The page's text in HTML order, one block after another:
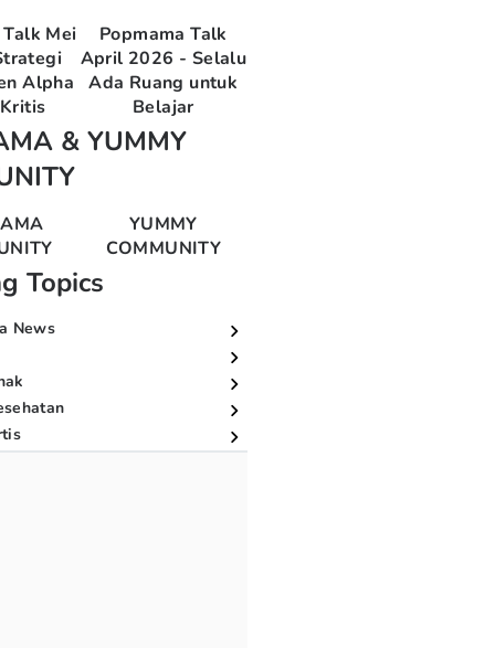
Mei
Alpha
Popmama Talk
April 2026 - Selalu
Ada Ruang untuk
Belajar
& YUMMY
YUMMY
COMMUNITY
Topics
News